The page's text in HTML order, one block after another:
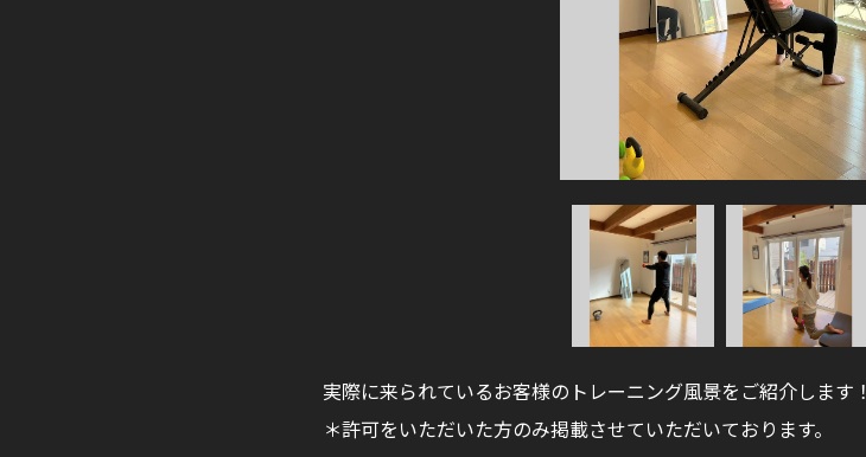
実際に来られているお客様のトレーニング風景をご紹介します！
＊許可をいただいた方のみ掲載させていただいております。